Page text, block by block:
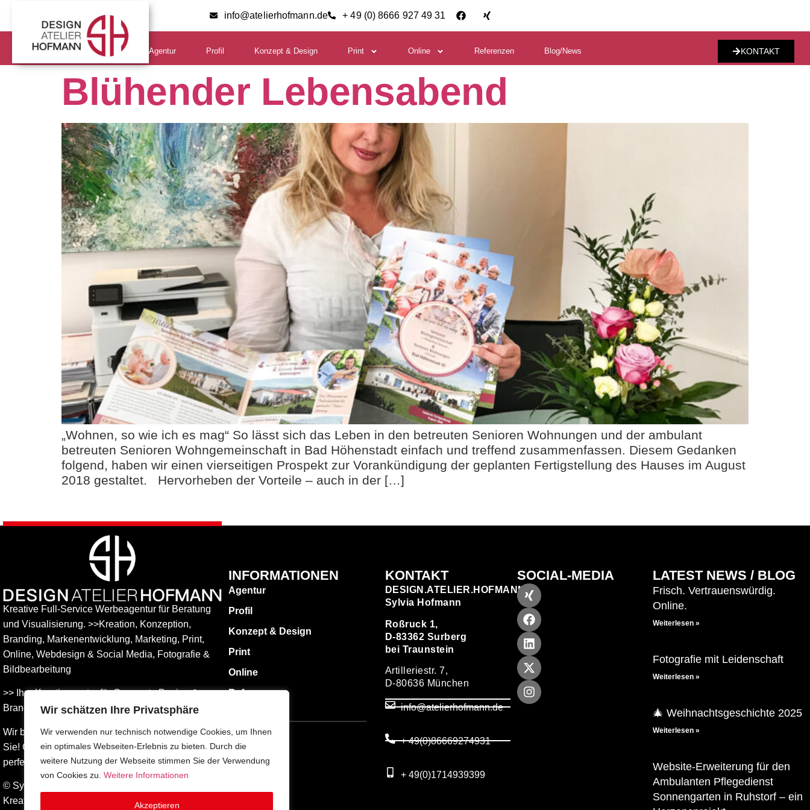
Wir schätzen Ihre Privatsphäre
Wir verwenden nur technisch notwendige Cookies, um Ihnen
ein optimales Webseiten-Erlebnis zu bieten. Durch die
weitere Nutzung der Webseite stimmen Sie der Verwendung
von Cookies zu. Weitere Informationen
Akzeptieren
info@atelierhofmann.de + 49 (0) 8666 927 49 31
KONTAKT
Agentur Profil Konzept & Design Print Online Referenzen Blog/News
Blühender Lebensabend
„Wohnen, so wie ich es mag“ So lässt sich das Leben in den betreuten Senioren Wohnungen und der ambulant
betreuten Senioren Wohngemeinschaft in Bad Höhenstadt einfach und treffend zusammenfassen. Diesem Gedanken
folgend, haben wir einen vierseitigen Prospekt zur Vorankündigung der geplanten Fertigstellung des Hauses im August
2018 gestaltet. Hervorheben der Vorteile – auch in der […]
Kreative Full-Service Werbeagentur für Beratung
und Visualisierung. >>Kreation, Konzeption,
Branding, Markenentwicklung, Marketing, Print,
Online, Web­design & Social Media, Fotografie &
Bildbear­bei­tung
>> Ihre Kreativagentur für Corporate Design &
Branding Entwicklung – ganz in Ihrer Nähe.
Wir beraten Sie umfassend – und freuen uns auf
Sie! Gemeinsam finden wird die Werbung, die
perfekt zu Ihnen passt.
© Sylvia Hofmann DESIGN.ATELIER.HOFMANN
Kreative Werbeagentur Surberg bei Traunstein –
INFORMATIONEN
Agentur
Profil
Konzept & Design
Print
Online
Referenzen
Impressum
Datenschutz
KONTAKT
DESIGN.ATELIER.HOFMANN
Sylvia Hofmann
Roßruck 1,
D-83362 Surberg
bei Traunstein
Artilleriestr. 7,
D-80636 München
info@atelierhofmann.de
+ 49(0)86669274931
+ 49(0)1714939399
SOCIAL-MEDIA LATEST NEWS / BLOG
Frisch. Vertrauenswürdig.
Online.
Weiterlesen »
Fotografie mit Leidenschaft
Weiterlesen »
🎄 Weihnachtsgeschichte 2025
Weiterlesen »
Website-Erweiterung für den
Ambulanten Pflegedienst
Sonnengarten in Ruhstorf – ein